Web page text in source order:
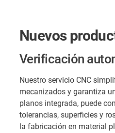
Nuevos
Verificación
Nuestro servicio CNC
mecanizados y garantiza
planos integrada, puede
tolerancias, superficies y
la fabricación en material